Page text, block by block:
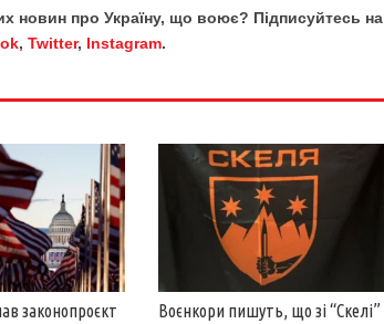
новин про Україну, що воює? Підписуйтесь на
, Twitter, Instagram.
законопроєкт
Воєнкори пишуть, що зі “Скелі”